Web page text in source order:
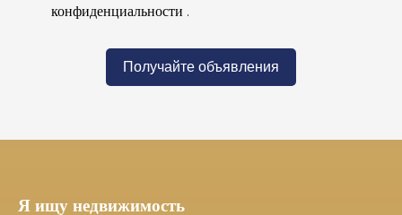
конфиденциальности .
Получайте объявления
Я ищу недвижимость